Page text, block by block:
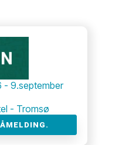
- 9.september
- Tromsø